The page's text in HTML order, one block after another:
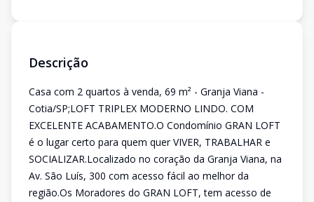
Descrição
Casa com 2 quartos à venda, 69 m² - Granja Viana -
Cotia/SP;LOFT TRIPLEX MODERNO LINDO. COM
EXCELENTE ACABAMENTO.O Condomínio GRAN LOFT
é o lugar certo para quem quer VIVER, TRABALHAR e
SOCIALIZAR.Localizado no coração da Granja Viana, na
Av. São Luís, 300 com acesso fácil ao melhor da
região.Os Moradores do GRAN LOFT, tem acesso de